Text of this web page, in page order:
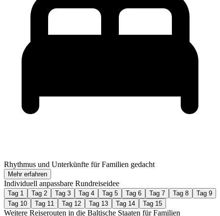
Rhythmus und Unterkünfte für Familien gedacht
Mehr erfahren
Individuell anpassbare Rundreiseidee
Tag 1 Tag 2 Tag 3 Tag 4 Tag 5 Tag 6 Tag 7 Tag 8
Tag 9
Tag 10
Tag 11 Tag 12 Tag 13 Tag 14 Tag 15
Weitere Reiserouten in die Baltische Staaten für Familien